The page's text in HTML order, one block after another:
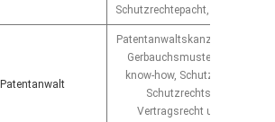
Schutzrechtepacht,
Patentanwalt
Patentanwaltskanzlei, Marken,
Gerbauchsmuster, Designs,
know-how,
Vertragsrecht und